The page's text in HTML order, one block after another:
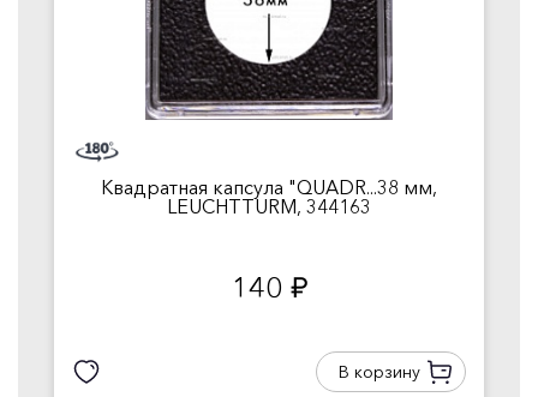
Квадратная капсула "QUADR...38 мм,
LEUCHTTURM, 344163
140 руб.
В корзину